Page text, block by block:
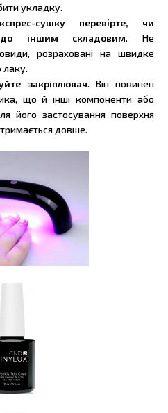
укладку.
сушку перевірте, чи
іншим складовим. Не
розраховані на швидке
лаку.
закріплювач. Він повинен
що й інші компоненти або
його застосування поверхня
довше.